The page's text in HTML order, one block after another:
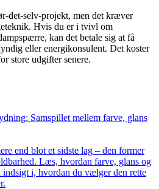
det-selv-projekt, men det kræver
Hvis du er i tvivl om
kan det betale sig at få
eller energikonsulent. Det koster
store udgifter senere.
Samspillet mellem farve, glans
end blot et sidste lag – den former
Læs, hvordan farve, glans og
indsigt i, hvordan du vælger den rette